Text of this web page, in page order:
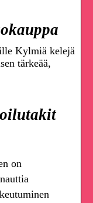
Kylmiä kelejä
tärkeää,
on